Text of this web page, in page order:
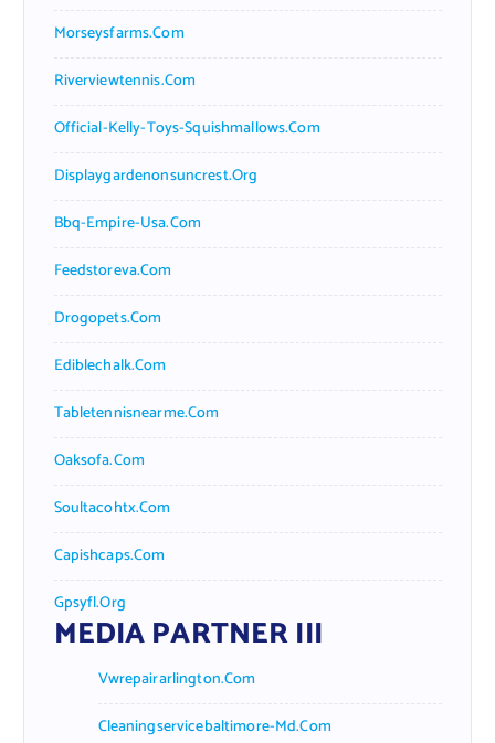
Morseysfarms.com
Riverviewtennis.com
Official-Kelly-Toys-Squishmallows.com
Displaygardenonsuncrest.org
Bbq-Empire-Usa.com
Feedstoreva.com
Drogopets.com
Ediblechalk.com
Tabletennisnearme.com
Oaksofa.com
Soultacohtx.com
Capishcaps.com
Gpsyfl.org
MEDIA PARTNER III
Vwrepairarlington.com
Cleaningservicebaltimore-Md.com